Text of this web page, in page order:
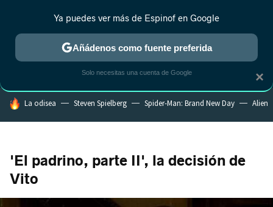
ESTRENOS REALITY ANIME RANKINGS CINE
HOY SE HABLA DE
La odisea Steven Spielberg Spider-Man: Brand New Day Alien
'El padrino, parte II', la decisión de
Vito
×
Ya puedes ver más de Espinof en Google
Añádenos como fuente preferida
Solo necesitas una cuenta de Google